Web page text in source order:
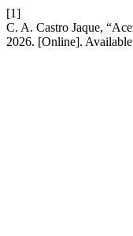
[1]
C. A. Castro Jaque,
2026. [Online].